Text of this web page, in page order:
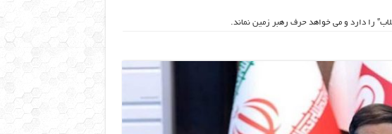
را دارد و می خواهد حرف رهبر زمین نماند.